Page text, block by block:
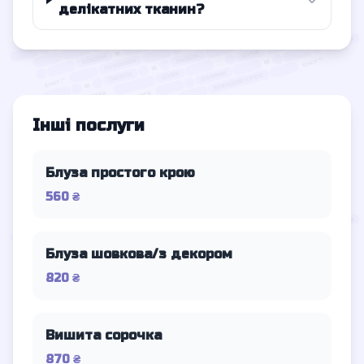
делікатних тканин?
Інші послуги
Блуза простого крою
560 ₴
Блуза шовкова/з декором
820 ₴
Вишита сорочка
870 ₴